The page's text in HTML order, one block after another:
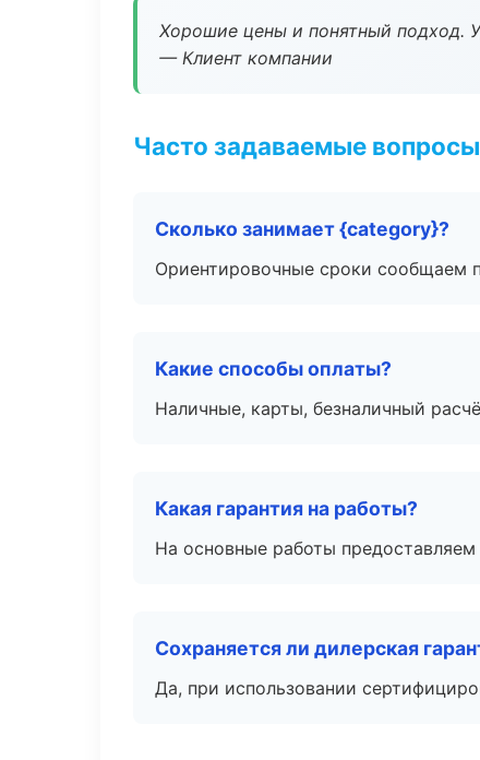
Хорошие цены и понятный подход.
— Клиент компании
Часто задаваемые вопросы
Сколько занимает {category}?
Ориентировочные сроки сообщаем
Какие способы оплаты?
Наличные, карты, безналичный
Какая гарантия на работы?
На основные работы предоставляем
Сохраняется ли дилерская
Да, при использовании